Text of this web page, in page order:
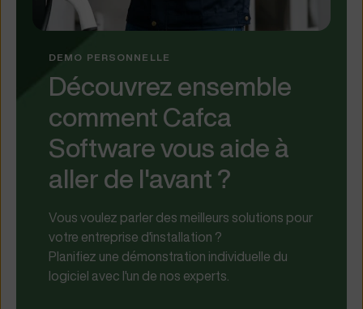
DEMO PERSONNELLE
Découvrez ensemble
comment Cafca
Software vous aide à
aller de l'avant ?
Vous voulez parler des meilleurs solutions pour
votre entreprise d'installation ?
Planifiez une démonstration individuelle du
logiciel avec l'un de nos experts.